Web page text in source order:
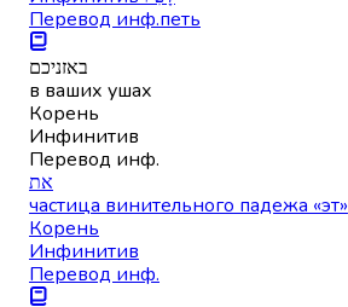
Перевод инф.петь
באזניכם
в ваших ушах
Корень
Инфинитив
Перевод инф.
את
частица винительного падежа «эт»
Корень
Инфинитив
Перевод инф.